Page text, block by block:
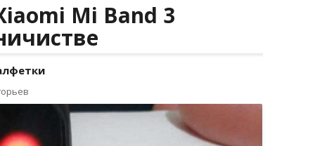
Mi Band 3